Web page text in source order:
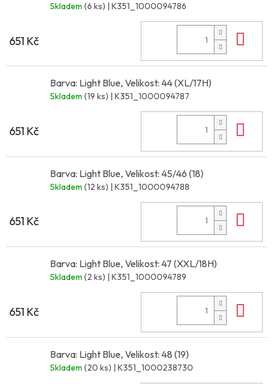
Skladem (6 ks) | K351_1000094786
651 Kč
Barva: Light Blue, Velikost: 44 (XL/17H)
Skladem (19 ks) | K351_1000094787
651 Kč
Barva: Light Blue, Velikost: 45/46 (18)
Skladem (12 ks) | K351_1000094788
651 Kč
Barva: Light Blue, Velikost: 47 (XXL/18H)
Skladem (2 ks) | K351_1000094789
651 Kč
Barva: Light Blue, Velikost: 48 (19)
Skladem (20 ks) | K351_1000238730